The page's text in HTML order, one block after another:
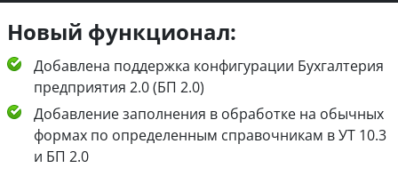
Новый функционал:
Добавлена поддержка конфигурации Бухгалтерия
предприятия 2.0 (БП 2.0)
Добавление заполнения в обработке на обычных
формах по определенным справочникам в УТ 10.3
и БП 2.0